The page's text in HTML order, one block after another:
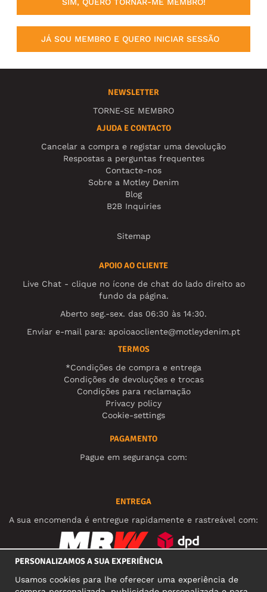
JÁ SOU MEMBRO E QUERO INICIAR SESSÃO
NEWSLETTER
TORNE-SE MEMBRO
AJUDA E CONTACTO
Cancelar a compra e registar uma devolução
Respostas a perguntas frequentes
Contacte-nos
Sobre a Motley Denim
Blog
B2B Inquiries
Sitemap
APOIO AO CLIENTE
Live Chat - clique no ícone de chat do lado direito ao
fundo da página.
Aberto seg.-sex. das 06:30 às 14:30.
Enviar e-mail para: apoioaocliente@motleydenim.pt
TERMOS
*Condições de compra e entrega
Condições de devoluções e trocas
Condições para reclamação
Privacy policy
Cookie-settings
PAGAMENTO
Pague em segurança com:
ENTREGA
A sua encomenda é entregue rapidamente e rastreável com:
PERSONALIZAMOS A SUA EXPERIÊNCIA
Usamos cookies para lhe oferecer uma experiência de